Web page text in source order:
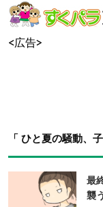
<広告>
「 ひと夏の騒動、
最
襲